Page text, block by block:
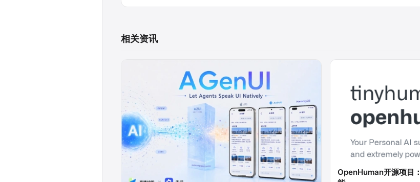
相关资讯
OpenHuman开源项目